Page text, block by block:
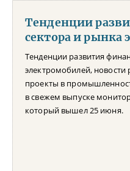
Тенденции
сектора и рынка
Тенденции развития
электромобилей,
проекты в
в свежем выпуске
который вышел 25 июня.